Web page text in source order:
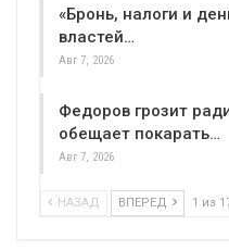
«Бронь, налоги и
властей…
Авг 7, 2026
Федоров грозит
обещает покарать…
Авг 7, 2026
НАЗАД ВПЕРЕД 1 из